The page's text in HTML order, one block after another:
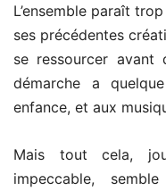
L’ensemble paraît
ses précédentes
se ressourcer avant
démarche a
enfance, et aux
Mais tout cela,
impeccable,